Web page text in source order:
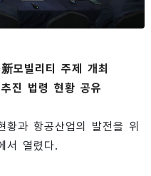
모빌리티 주제 개최
진 법령 현황 공유
과 항공산업의 발전을 위
서 열렸다.